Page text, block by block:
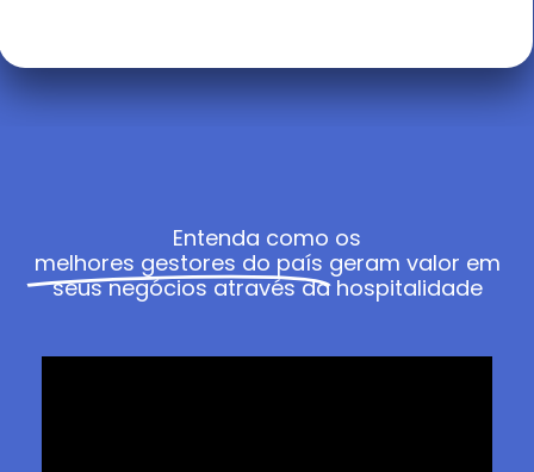
Entenda como os
melhores gestores do país geram valor em
seus negócios através da hospitalidade